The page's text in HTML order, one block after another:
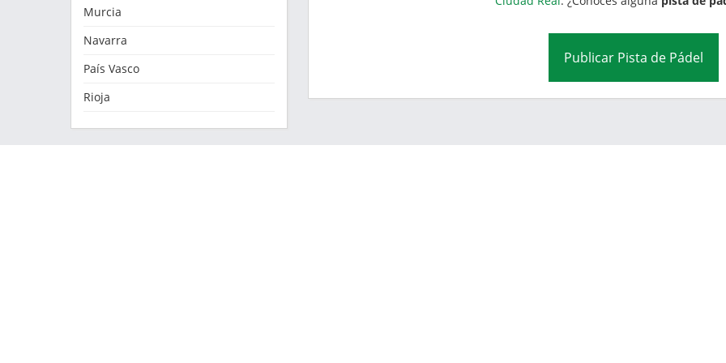
Murcia
Navarra
País Vasco
Rioja
Publicar Pista de Pádel